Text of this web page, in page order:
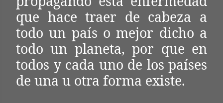
que hace traer de cabeza a
todo un país o mejor dicho a
todo un planeta, por que en
todos y cada uno de los países
de una u otra forma existe.